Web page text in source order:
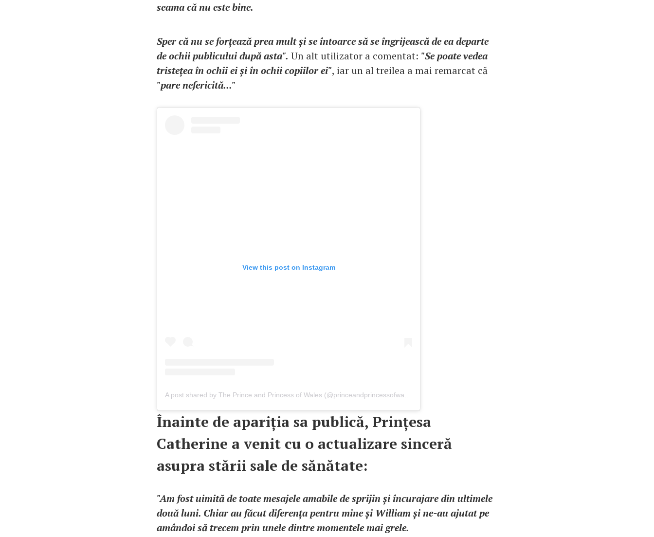
seama că nu este bine.
Sper că nu se forțează prea mult și se întoarce să se îngrijească de ea departe
de ochii publicului după asta". Un alt utilizator a comentat: "Se poate vedea
tristețea în ochii ei și în ochii copiilor ei", iar un al treilea a mai remarcat că
"pare nefericită..."
View this post on Instagram
Înainte de apariția sa publică, Prințesa
Catherine a venit cu o actualizare sinceră
asupra stării sale de sănătate:
"Am fost uimită de toate mesajele amabile de sprijin și încurajare din ultimele
două luni. Chiar au făcut diferența pentru mine și William și ne-au ajutat pe
amândoi să trecem prin unele dintre momentele mai grele.